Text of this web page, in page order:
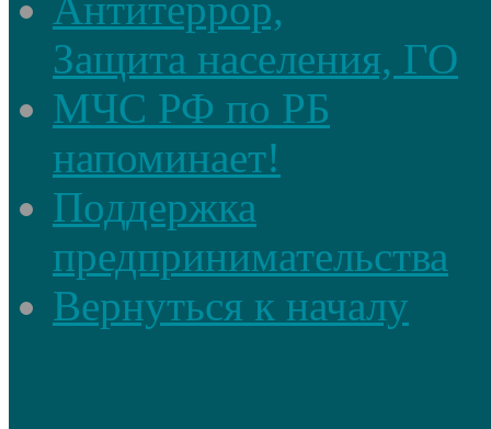
Антитеррор,
Защита населения, ГО
МЧС РФ по РБ
напоминает!
Поддержка
предпринимательства
Вернуться к началу